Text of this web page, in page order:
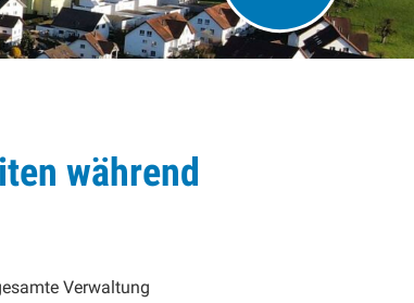
während
Verwaltung